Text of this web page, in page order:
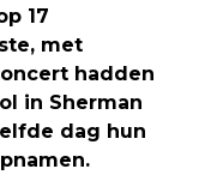
17
met
hadden
in Sherman
dag hun